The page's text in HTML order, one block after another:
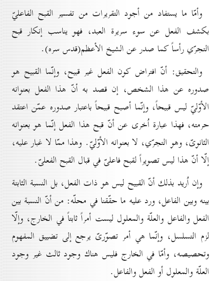
وأمّا ما يستفاد من أجود التقريرات من تفسير القبح الفاعليّ
بكشف الفعل عن سوء سريرة العبد، فهو يناسب إنكار قبح
التجرّي رأساً كما صدر عن الشيخ الأعظم(قدس سره).
والتحقيق: أنّ افتراض كون الفعل غير قبيح، وإنّما القبيح هو
صدوره عن هذا الشخص، إن قصد به أنّ هذا الفعل بعنوانه
الأوّليّ ليس قبيحاً، وإنّما أصبح قبيحاً باعتبار صدوره عمّن اعتقد
حرمته، فهذا عبارة اُخرى عن أنّ قبح هذا الفعل إنّما هو بعنوانه
الثانوىّ، وهو التجرّي، لا بعنوانه الأوّليّ. وهذا ممّا لا غبار عليه،
إلّا أنّ هذا ليس تصويراً لقبح فاعلىّ في قبال القبح الفعلىّ.
وإن اُريد بذلك أنّ القبيح ليس هو ذات الفعل، بل النسبة الثابتة
بينه وبين الفاعل، ورد عليه ما حقّقنا في محلّه: من أنّ النسبة بين
الفعل والفاعل والعلّة والمعلول ليست أمراً ثابتاً في الخارج، وإلّا
لزم التسلسل، وإنّما هي أمر تصوّرىّ يرجع إلى تضييق المفهوم
وتحصيصه، وأمّا في الخارج فليس هناك وجود ثالث غير وجود
العلّة والمعلول أو الفعل والفاعل.